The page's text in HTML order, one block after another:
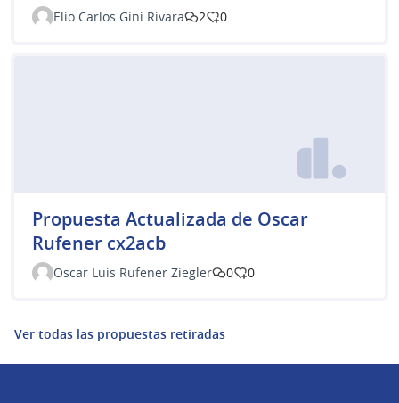
Elio Carlos Gini Rivara 2 0
Propuesta Actualizada de Oscar
Rufener cx2acb
Oscar Luis Rufener Ziegler 0 0
Ver todas las propuestas retiradas